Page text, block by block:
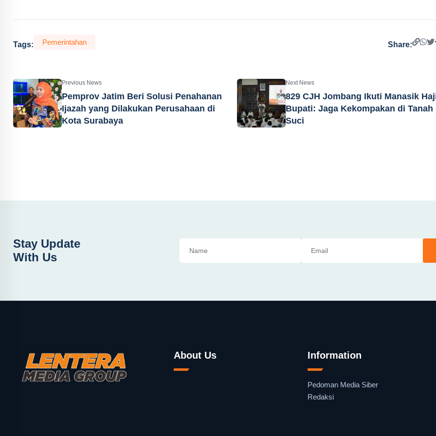
Tags: Pemerintahan Share:
Previous News
Pemprov Jatim Beri Solusi Penahanan
Ijazah yang Dilakukan Perusahaan di
Kota Surabaya
Next News
829 CJH Jombang Ikuti Manasik
Bupati: Jaga Kekompakan di Tanah
Suci
Stay Update
With Us
About Us Information
Pedoman Media Siber
Redaksi